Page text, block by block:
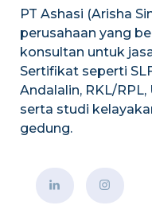
PT Ashasi (Arisha
perusahaan yang
konsultan untuk
Sertifikat seperti
Andalalin, RKL/RPL,
serta studi
gedung.